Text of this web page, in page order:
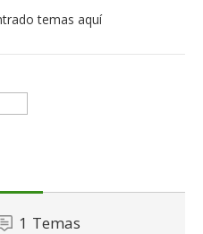
temas aquí
1 Temas